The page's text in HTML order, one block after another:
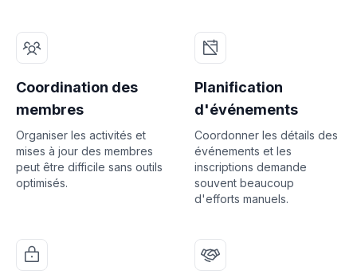
Coordination des
membres
Organiser les activités et
mises à jour des membres
peut être difficile sans outils
optimisés.
Planification
d'événements
Coordonner les détails des
événements et les
inscriptions demande
souvent beaucoup
d'efforts manuels.